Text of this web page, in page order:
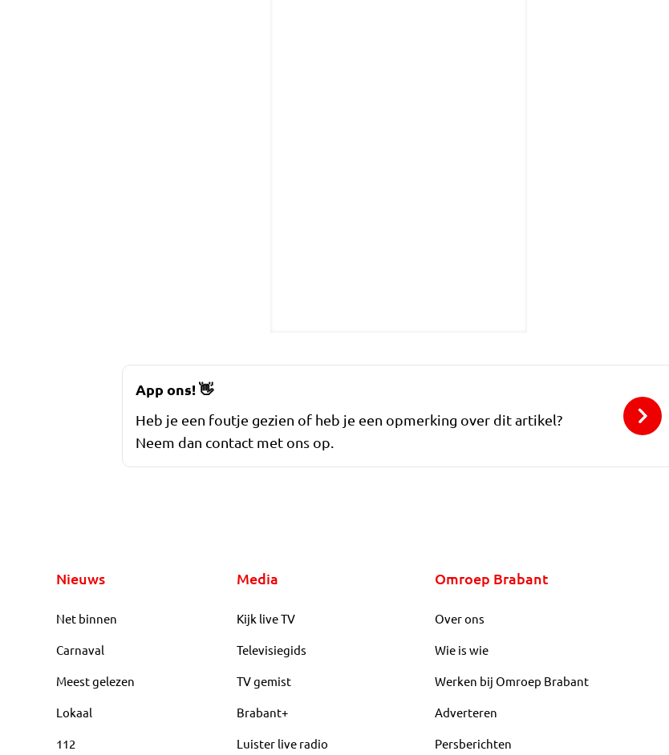
App ons!👋
Heb je een foutje gezien of heb je een opmerking over dit artikel?
Neem dan contact met ons op.
Nieuws
Net binnen
Carnaval
Meest gelezen
Lokaal
112
Media
Kijk live TV
Televisiegids
TV gemist
Brabant+
Luister live radio
Omroep Brabant
Over ons
Wie is wie
Werken bij Omroep Brabant
Adverteren
Persberichten